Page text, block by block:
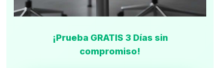
¡Prueba GRATIS 3 Días sin
compromiso!